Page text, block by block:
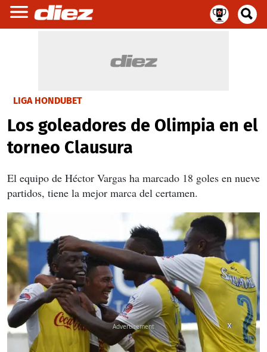
LIGA HONDUBET
Los goleadores de Olimpia en el
torneo Clausura
El equipo de Héctor Vargas ha marcado 18 goles en nueve
partidos, tiene la mejor marca del certamen.
X
X
X